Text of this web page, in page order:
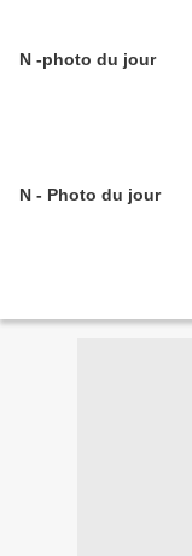
N -photo du jour
N - Photo du jour